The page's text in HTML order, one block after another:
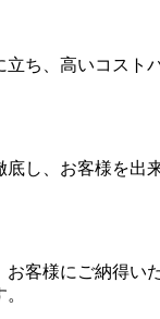
立ち、高いコスト
底し、お客様を出
お客様にご納得い